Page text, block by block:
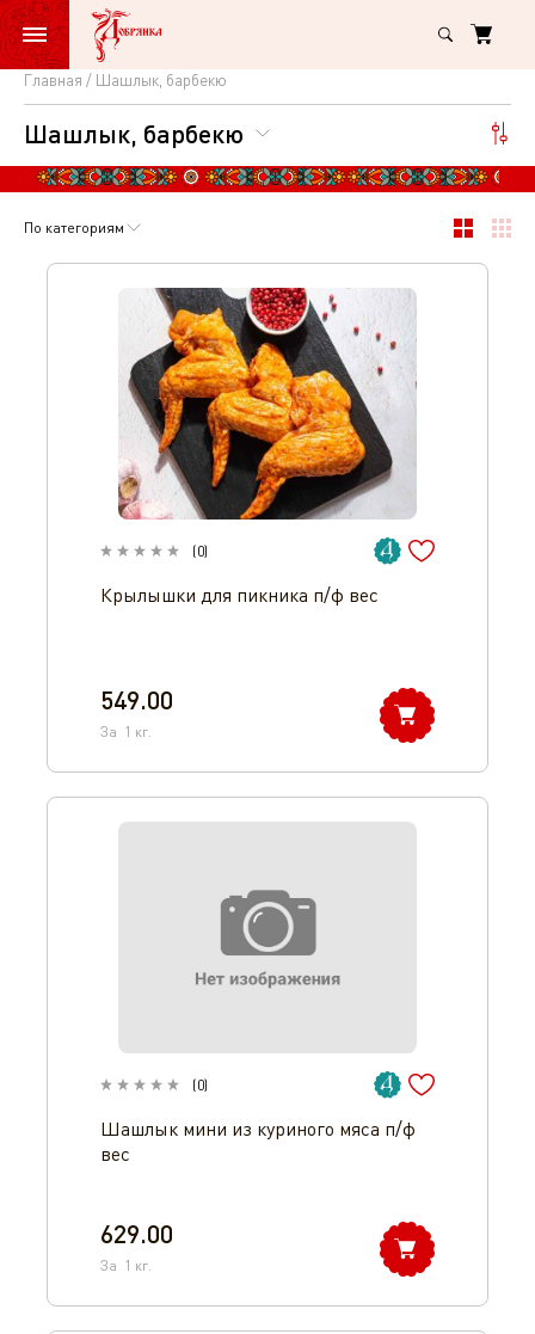
Главная Шашлык, барбекю
Шашлык,
барбекю
Шашлык, барбекю
По категориям
(0)
Крылышки для пикника п/ф вес
549.00
За 1 кг.
(0)
Шашлык мини из куриного мяса п/ф
вес
629.00
За 1 кг.